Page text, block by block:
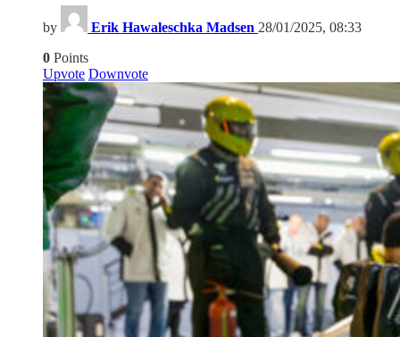
by Erik Hawaleschka Madsen 28/01/2025, 08:33
0 Points
Upvote Downvote